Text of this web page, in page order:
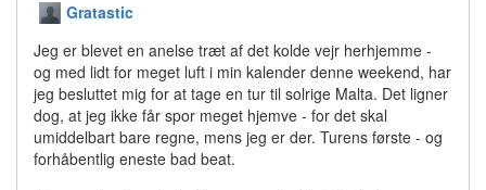
Gratastic
Jeg er blevet en anelse træt af det kolde vejr herhjemme -
og med lidt for meget luft i min kalender denne weekend, har
jeg besluttet mig for at tage en tur til solrige Malta. Det ligner
dog, at jeg ikke får spor meget hjemve - for det skal
umiddelbart bare regne, mens jeg er der. Turens første - og
forhåbentlig eneste bad beat.